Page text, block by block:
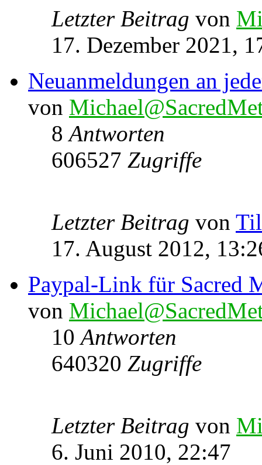
Letzter Beitrag von
17. Dezember 2021,
Neuanmeldungen an
von
8Antworten
606527 Zugriffe
Letzter Beitrag von
17. August 2012,
Paypal-Link für Sacred
von
10Antworten
640320 Zugriffe
Letzter Beitrag von
6. Juni 2010, 22:47